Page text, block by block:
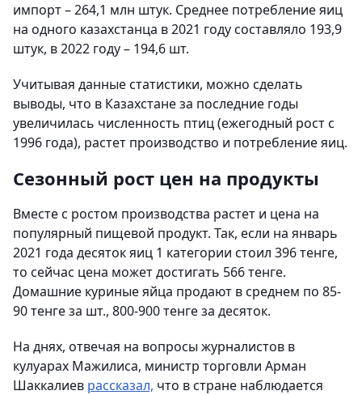
импорт – 264,1 млн штук. Среднее потребление яиц
на одного казахстанца в 2021 году составляло 193,9
штук, в 2022 году – 194,6 шт.
Учитывая данные статистики, можно сделать
выводы, что в Казахстане за последние годы
увеличилась численность птиц (ежегодный рост с
1996 года), растет производство и потребление яиц.
Сезонный рост цен на продукты
Вместе с ростом производства растет и цена на
популярный пищевой продукт. Так, если на январь
2021 года десяток яиц 1 категории стоил 396 тенге,
то сейчас цена может достигать 566 тенге.
Домашние куриные яйца продают в среднем по 85-
90 тенге за шт., 800-900 тенге за десяток.
На днях, отвечая на вопросы журналистов в
кулуарах Мажилиса, министр торговли Арман
Шаккалиев рассказал, что в стране наблюдается